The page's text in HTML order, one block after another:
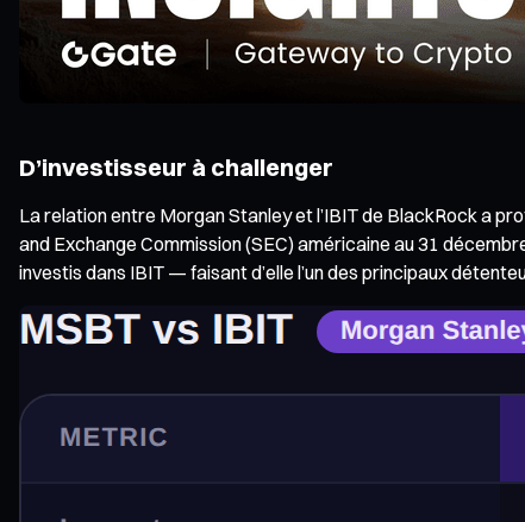
D’investisseur à challenger
La relation entre Morgan Stanley et l’IBIT de BlackRock a
and Exchange Commission (SEC) américaine au 31
investis dans IBIT — faisant d’elle l’un des principaux